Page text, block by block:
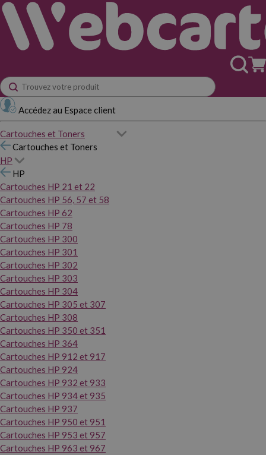
Accédez au Espace client
Cartouches et Toners
Cartouches et Toners
HP
HP
Cartouches HP 21 et 22
Cartouches HP 56, 57 et 58
Cartouches HP 62
Cartouches HP 78
Cartouches HP 300
Cartouches HP 301
Cartouches HP 302
Cartouches HP 303
Cartouches HP 304
Cartouches HP 305 et 307
Cartouches HP 308
Cartouches HP 350 et 351
Cartouches HP 364
Cartouches HP 912 et 917
Cartouches HP 924
Cartouches HP 932 et 933
Cartouches HP 934 et 935
Cartouches HP 937
Cartouches HP 950 et 951
Cartouches HP 953 et 957
Cartouches HP 963 et 967